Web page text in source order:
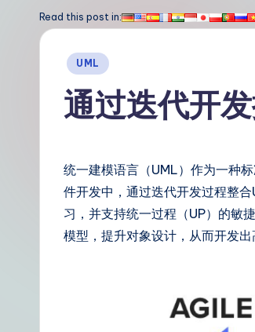
h
Read this post in:
Posted
UML
通过迭代开
统一建模语言（UML）作为一种
件开发中，通过迭代开发过程整
习，并支持统一过程（UP）的敏
模型，提升对象设计，从而开发出